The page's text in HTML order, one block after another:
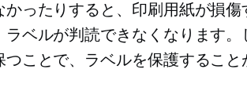
かったりすると、印刷用紙が損傷
ベルが判読できなくなります。
ことで、ラベルを保護すること